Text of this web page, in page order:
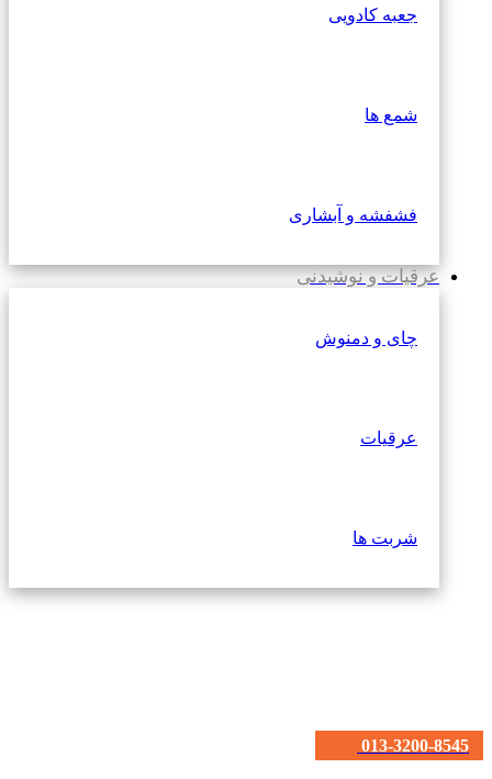
جعبه کادویی
شمع ها
فشفشه و آبشاری
عرقیات و نوشیدنی
چای و دمنوش
عرقیات
شربت ها
013-3200-8545